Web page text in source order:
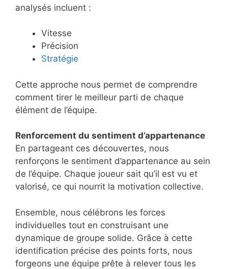
analysés incluent :
Vitesse
Précision
Stratégie
Cette approche nous permet de comprendre
comment tirer le meilleur parti de chaque
élément de l’équipe.
Renforcement du sentiment d’appartenance
En partageant ces découvertes, nous
renforçons le sentiment d’appartenance au sein
de l’équipe. Chaque joueur sait qu’il est vu et
valorisé, ce qui nourrit la motivation collective.
Ensemble, nous célébrons les forces
individuelles tout en construisant une
dynamique de groupe solide. Grâce à cette
identification précise des points forts, nous
forgeons une équipe prête à relever tous les